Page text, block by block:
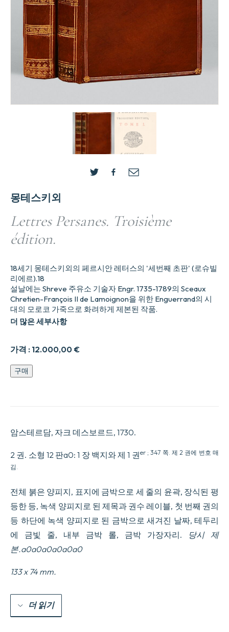
몽테스키외
Lettres Persanes. Troisième
édition.
가격 : 12.000,00 €
18세기 몽테스키외의 페르시안 레터스의 '세번째 초판' (로슈빌
리에르).18
설날에는 Shreve 주유소 기술자 Engr. 1735-1789의 Sceaux
Chretien-François II de Lamoignon을 위한 Enguerrand의 시
대의 모로코 가죽으로 화려하게 제본된 작품.
더 많은 세부사항
Lettres
Persanes.
구매
암스테르담, 자크 데스보르드, 1730.
2 권. 소형 12 판a0: 1 장 백지와 제 1 권er ; 347 쪽. 제 2 권에 번호 매
김.
전체 붉은 양피지, 표지에 금박으로 세 줄의 윤곽, 장식된 평
등한 등, 녹색 양피지로 된 제목과 권수 레이블, 첫 번째 권의
등 하단에 녹색 양피지로 된 금박으로 새겨진 날짜, 테두리
에 금빛 줄, 내부 금박 롤, 금박 가장자리.
당시 제
본.a0a0a0a0a0a0
133 x 74 mm.
더 읽기